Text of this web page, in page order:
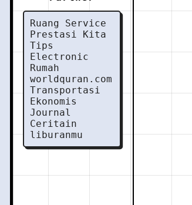
Ruang Service
Prestasi Kita
Tips
Electronic
Rumah
worldquran.com
Transportasi
Ekonomis
Journal
Ceritain
liburanmu